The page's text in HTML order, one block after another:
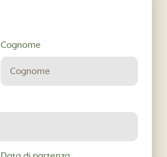
Cognome